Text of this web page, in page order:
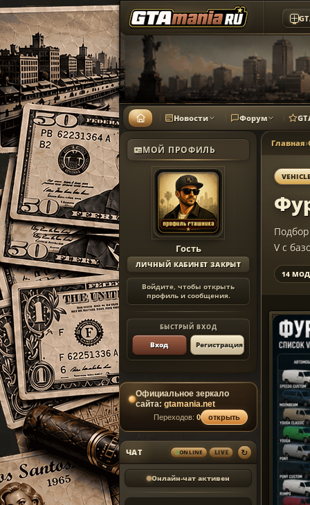
Новости Форум
МОЙ ПРОФИЛЬ
Гость
ЛИЧНЫЙ КАБИНЕТ ЗАКРЫТ
Войдите, чтобы открыть
профиль и сообщения.
БЫСТРЫЙ ВХОД
Вход Регистрация
Официальное зеркало
сайта: gtamania.net
Переходов: 0 открыть
ЧАТ ONLINE LIVE ↻
Онлайн-чат активен
Главная›
V с
14